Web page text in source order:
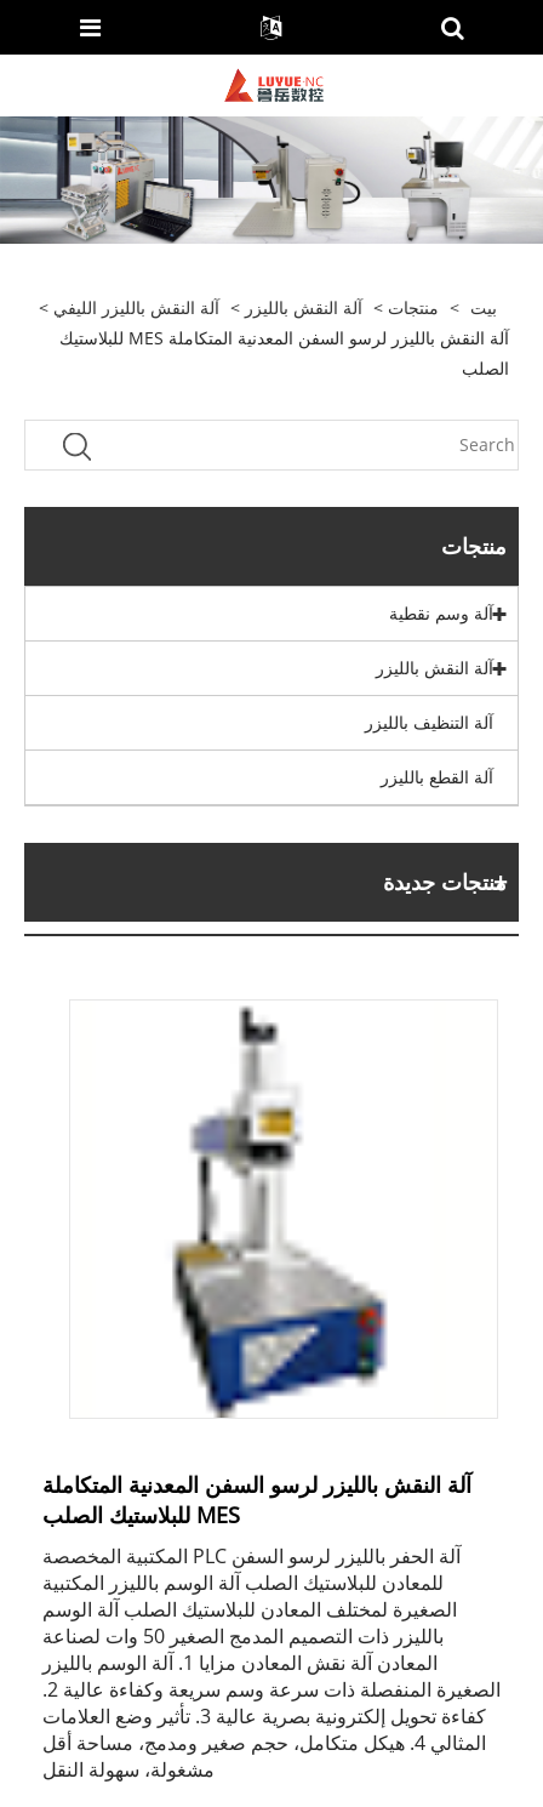
بيت > منتجات > آلة النقش بالليزر > آلة النقش بالليزر الليفي >
آلة النقش بالليزر لرسو السفن المعدنية المتكاملة MES للبلاستيك
الصلب
منتجات
آلة وسم نقطية
آلة النقش بالليزر
آلة التنظيف بالليزر
آلة القطع بالليزر
منتجات جديدة
آلة النقش بالليزر لرسو السفن المعدنية المتكاملة
MES للبلاستيك الصلب
آلة الحفر بالليزر لرسو السفن PLC المكتبية المخصصة
للمعادن للبلاستيك الصلب آلة الوسم بالليزر المكتبية
الصغيرة لمختلف المعادن للبلاستيك الصلب آلة الوسم
بالليزر ذات التصميم المدمج الصغير 50 ​​وات لصناعة
المعادن آلة نقش المعادن مزايا 1. آلة الوسم بالليزر
الصغيرة المنفصلة ذات سرعة وسم سريعة وكفاءة عالية 2.
كفاءة تحويل إلكترونية بصرية عالية 3. تأثير وضع العلامات
المثالي 4. هيكل متكامل، حجم صغير ومدمج، مساحة أقل
مشغولة، سهولة النقل